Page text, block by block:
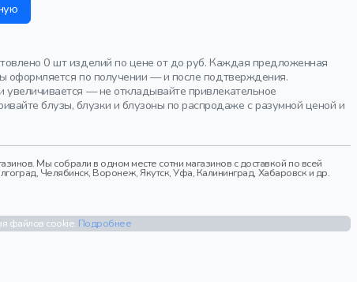
0 шт изделий по цене от до руб. Каждая предложенная
оформляется по получении — и после подтверждения.
увеличивается — не откладывайте привлекательное
блузы, блузки и блузоны по распродаже с разумной ценой и
Мы собрали в одном месте сотни магазинов с доставкой по всей
Челябинск, Воронеж, Якутск, Уфа, Калининград, Хабаровск и др.
файлов cookie. Подробнее